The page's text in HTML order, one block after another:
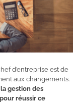
d’entreprise est de
aux changements.
la gestion des
réussir ce